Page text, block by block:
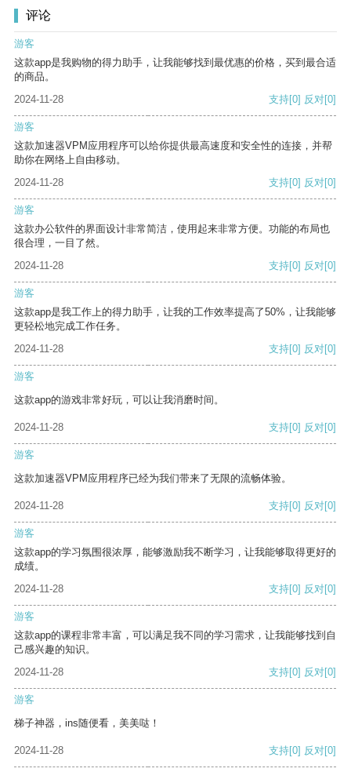
评论
游客
这款app是我购物的得力助手，让我能够找到最优惠的价格，买到最合适
的商品。
2024-11-28
支持[0] 反对[0]
游客
这款加速器VPM应用程序可以给你提供最高速度和安全性的连接，并帮
助你在网络上自由移动。
2024-11-28
支持[0] 反对[0]
游客
这款办公软件的界面设计非常简洁，使用起来非常方便。功能的布局也
很合理，一目了然。
2024-11-28
支持[0] 反对[0]
游客
这款app是我工作上的得力助手，让我的工作效率提高了50%，让我能够
更轻松地完成工作任务。
2024-11-28
支持[0] 反对[0]
游客
这款app的游戏非常好玩，可以让我消磨时间。
2024-11-28 支持[0] 反对[0]
游客
这款加速器VPM应用程序已经为我们带来了无限的流畅体验。
2024-11-28 支持[0] 反对[0]
游客
这款app的学习氛围很浓厚，能够激励我不断学习，让我能够取得更好的
成绩。
2024-11-28
支持[0] 反对[0]
游客
这款app的课程非常丰富，可以满足我不同的学习需求，让我能够找到自
己感兴趣的知识。
2024-11-28
支持[0] 反对[0]
游客
梯子神器，ins随便看，美美哒！
2024-11-28 支持[0] 反对[0]